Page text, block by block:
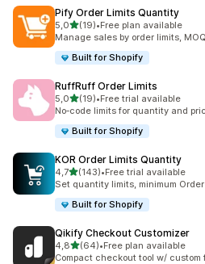
Pify Order Limits Quantity
5,0/ 5 tähteä
(19)
19 arvostelua yhteensä
•Free plan available
Manage sales by order limits,
Built for Shopify
RuffRuff Order Limits
5,0/ 5 tähteä
(19)
19 arvostelua yhteensä
•Free trial available
No‑code limits for quantity and
Built for Shopify
KOR Order Limits Quantity
4,7/ 5 tähteä
(143)
143 arvostelua yhteensä
•Free trial available
Set quantity limits, minimum
Built for Shopify
Qikify Checkout Customizer
4,8/ 5 tähteä
(64)
64 arvostelua yhteensä
•Free plan available
Compact checkout tool w/